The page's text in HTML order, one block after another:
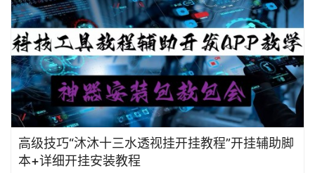
高级技巧“沐沐十三水透视挂开挂教程”开挂辅助脚
本+详细开挂安装教程